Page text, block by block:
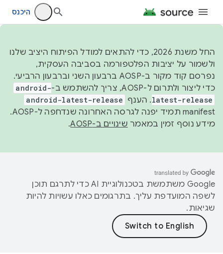
היכנס
החל משנת 2026, כדי להתאים למודל הפיתוח היציב שלנו
ולשמור על יציבות הפלטפורמה בסביבה העסקית,
נפרסם קוד מקור ב-AOSP ברבעון השני וברבעון הרביעי.
כדי ליצור ולתרום ל-AOSP, צריך להשתמש ב-
android-
latest-release. הענף android-latest-release
manifest תמיד יפנה לגרסה האחרונה שנדחפה ל-AOSP.
מידע נוסף זמין במאמר שינויים ב-AOSP .
‫Google משתמשת בטכנולוגיית AI כדי לתרגם תוכן
לשפה המועדפת עליך. בתרגומים כאלו עשויות להיות
שגיאות.